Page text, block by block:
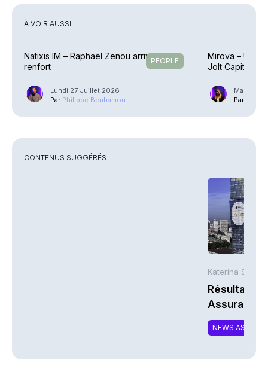
À VOIR AUSSI
PEOPLE
Natixis IM – Raphaël Zenou arrive en
renfort
Lundi 27 Juillet 2026
Par Philippe Benhamou
Mirova – Une
Jolt Capital
Mardi 21
Par
CONTENUS SUGGÉRÉS
Katerina
Résultats
NEWS